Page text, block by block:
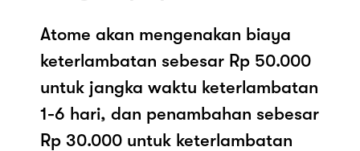
Atome akan mengenakan biaya
keterlambatan sebesar Rp 50.000
untuk jangka waktu keterlambatan
1-6 hari, dan penambahan sebesar
Rp 30.000 untuk keterlambatan